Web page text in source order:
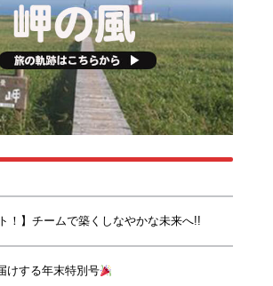
！】チームで築くしなやかな未来へ!!
けする年末特別号